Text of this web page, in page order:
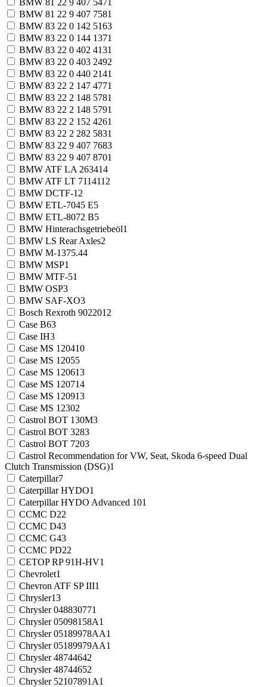
BMW 81 22 9 407 7581
BMW 83 22 0 142 5163
BMW 83 22 0 144 1371
BMW 83 22 0 402 4131
BMW 83 22 0 403 2492
BMW 83 22 0 440 2141
BMW 83 22 2 147 4771
BMW 83 22 2 148 5781
BMW 83 22 2 148 5791
BMW 83 22 2 152 4261
BMW 83 22 2 282 5831
BMW 83 22 9 407 7683
BMW 83 22 9 407 8701
BMW ATF LA 263414
BMW ATF LT 7114112
BMW DCTF-1 2
BMW ETL-7045 E5
BMW ETL-8072 B5
BMW Hinterachsgetriebeöl1
BMW LS Rear Axles2
BMW M-1375.44
BMW MSP1
BMW MTF-51
BMW OSP3
BMW SAF-XO3
Bosch Rexroth 9022012
Case B63
Case IH3
Case MS 120410
Case MS 12055
Case MS 120613
Case MS 120714
Case MS 120913
Case MS 12302
Castrol BOT 130M3
Castrol BOT 3283
Castrol BOT 7203
Castrol Recommendation for VW, Seat, Skoda 6-speed Dual
Clutch Transmission (DSG)1
Caterpillar7
Caterpillar HYDO1
Caterpillar HYDO Advanced 101
CCMC D22
CCMC D43
CCMC G43
CCMC PD22
CETOP RP 91H-HV1
Chevrolet1
Chevron ATF SP III1
Chrysler13
Chrysler 048830771
Chrysler 05098158A1
Chrysler 05189978AA1
Chrysler 05189979AA1
Chrysler 48744642
Chrysler 48744652
Chrysler 52107891A1